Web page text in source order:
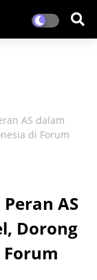
AS dalam
di Forum
AS
Dorong
Forum